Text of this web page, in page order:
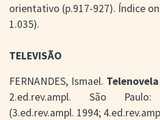
orientativo (p.917-927). Índice
1.035).
TELEVISÃO
FERNANDES, Ismael.
2.ed.rev.ampl. São
(3.ed.rev.ampl. 1994;